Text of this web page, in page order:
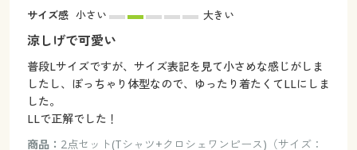
サイズ感 小さい 大きい
涼しげで可愛い
普段Lサイズですが、サイズ表記を見て小さめな感じがしま
したし、ぽっちゃり体型なので、ゆったり着たくてLLにしま
した。
LLで正解でした！
商品： 2点セット(Tシャツ+クロシェワンピース)（サイズ：